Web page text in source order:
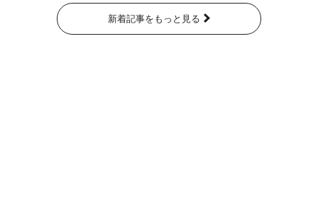
新着記事をもっと見る